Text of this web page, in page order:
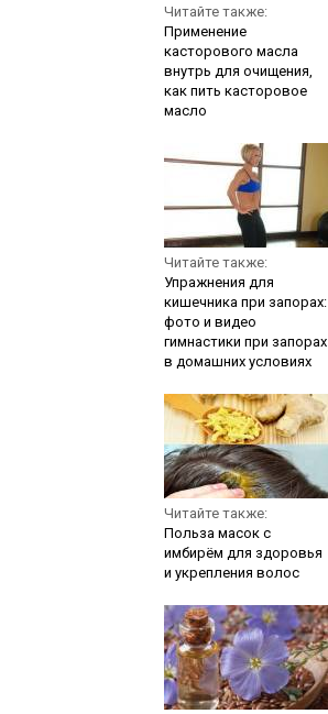
Читайте также:
Применение
касторового масла
внутрь для очищения,
как пить касторовое
масло
Читайте также:
Упражнения для
кишечника при запорах:
фото и видео
гимнастики при запорах
в домашних условиях
Читайте также:
Польза масок с
имбирём для здоровья
и укрепления волос